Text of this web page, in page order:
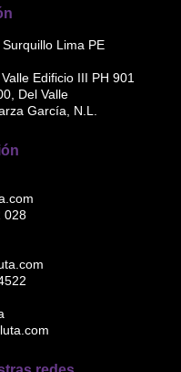
Lima PE
Edificio III PH 901
Del Valle
García, N.L.
028